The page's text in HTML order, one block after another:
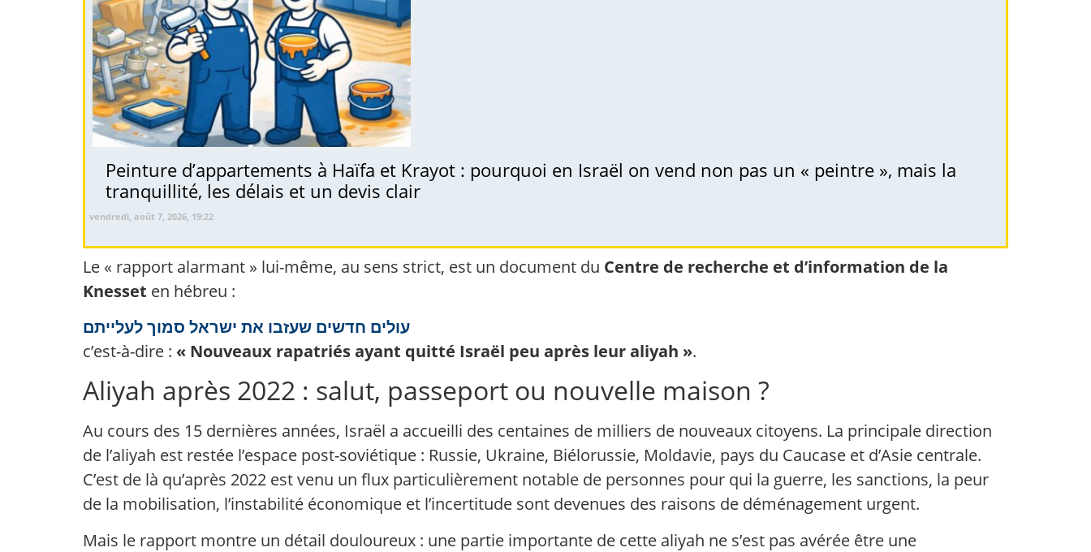
Peinture d’appartements à Haïfa et Krayot : pourquoi en Israël on vend non pas un « peintre », mais la
tranquillité, les délais et un devis clair
vendredi, août 7, 2026, 19:22
Le « rapport alarmant » lui-même, au sens strict, est un document du Centre de recherche et d’information de la
Knesset en hébreu :
עולים חדשים שעזבו את ישראל סמוך לעלייתם
c’est-à-dire : « Nouveaux rapatriés ayant quitté Israël peu après leur aliyah ».
Aliyah après 2022 : salut, passeport ou nouvelle maison ?
Au cours des 15 dernières années, Israël a accueilli des centaines de milliers de nouveaux citoyens. La principale direction
de l’aliyah est restée l’espace post-soviétique : Russie, Ukraine, Biélorussie, Moldavie, pays du Caucase et d’Asie centrale.
C’est de là qu’après 2022 est venu un flux particulièrement notable de personnes pour qui la guerre, les sanctions, la peur
de la mobilisation, l’instabilité économique et l’incertitude sont devenues des raisons de déménagement urgent.
Mais le rapport montre un détail douloureux : une partie importante de cette aliyah ne s’est pas avérée être une